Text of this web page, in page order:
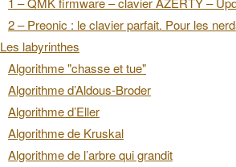
2 – Preonic : le clavier parfait. Pour les
Les labyrinthes
Algorithme "chasse et tue"
Algorithme d’Aldous-Broder
Algorithme d’Eller
Algorithme de Kruskal
Algorithme de l’arbre qui grandit